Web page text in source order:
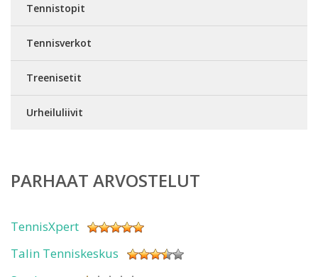
Tennistopit
Tennisverkot
Treenisetit
Urheiluliivit
PARHAAT ARVOSTELUT
TennisXpert
Talin Tenniskeskus